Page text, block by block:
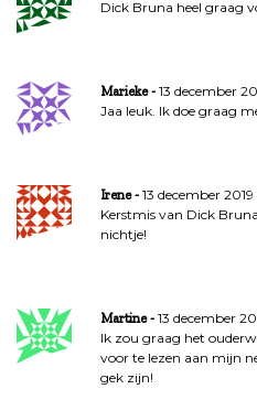
Dick Bruna heel graag
Marieke
13 december
Jaa leuk. Ik doe graag
Irene
13 december
Kerstmis van Dick
nichtje!
Martine
13 december
Ik zou graag het
voor te lezen aan mijn
gek zijn!